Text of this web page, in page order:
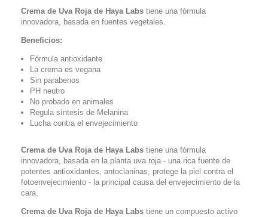
Crema de Uva Roja de Haya Labs tiene una fórmula
innovadora, basada en fuentes vegetales.
Beneficios:
Fórmula antioxidante
La crema es vegana
Sin parabenos
PH neutro
No probado en animales
Regula síntesis de Melanina
Lucha contra el envejecimiento
Crema de Uva Roja de Haya Labs tiene una fórmula
innovadora, basada en la planta uva roja - una rica fuente de
potentes antioxidantes, antocianinas, protege la piel contra el
fotoenvejecimiento - la principal causa del envejecimiento de la
cara.
Crema de Uva Roja de Haya Labs tiene un compuesto activo